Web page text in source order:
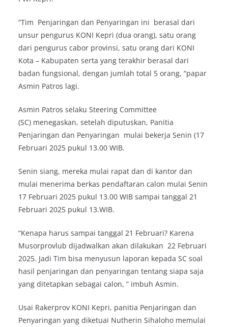
“Tim Penjaringan dan Penyaringan ini berasal dari
unsur pengurus KONI Kepri (dua orang), satu orang
dari pengurus cabor provinsi, satu orang dari KONI
Kota – Kabupaten serta yang terakhir berasal dari
badan fungsional, dengan jumlah total 5 orang, “papar
Asmin Patros lagi.
Asmin Patros selaku Steering Committee
(SC) menegaskan, setelah diputuskan, Panitia
Penjaringan dan Penyaringan mulai bekerja Senin (17
Februari 2025 pukul 13.00 WIB.
Senin siang, mereka mulai rapat dan di kantor dan
mulai menerima berkas pendaftaran calon mulai Senin
17 Februari 2025 pukul 13.00 WIB sampai tanggal 21
Februari 2025 pukul 13.WIB.
“Kenapa harus sampai tanggal 21 Februari? Karena
Musorprovlub dijadwalkan akan dilakukan 22 Februari
2025. Jadi Tim bisa menyusun laporan kepada SC soal
hasil penjaringan dan penyaringan tentang siapa saja
yang ditetapkan sebagai calon, ” imbuh Asmin.
Usai Rakerprov KONI Kepri, panitia Penjaringan dan
Penyaringan yang diketuai Nutherin Sihaloho memulai